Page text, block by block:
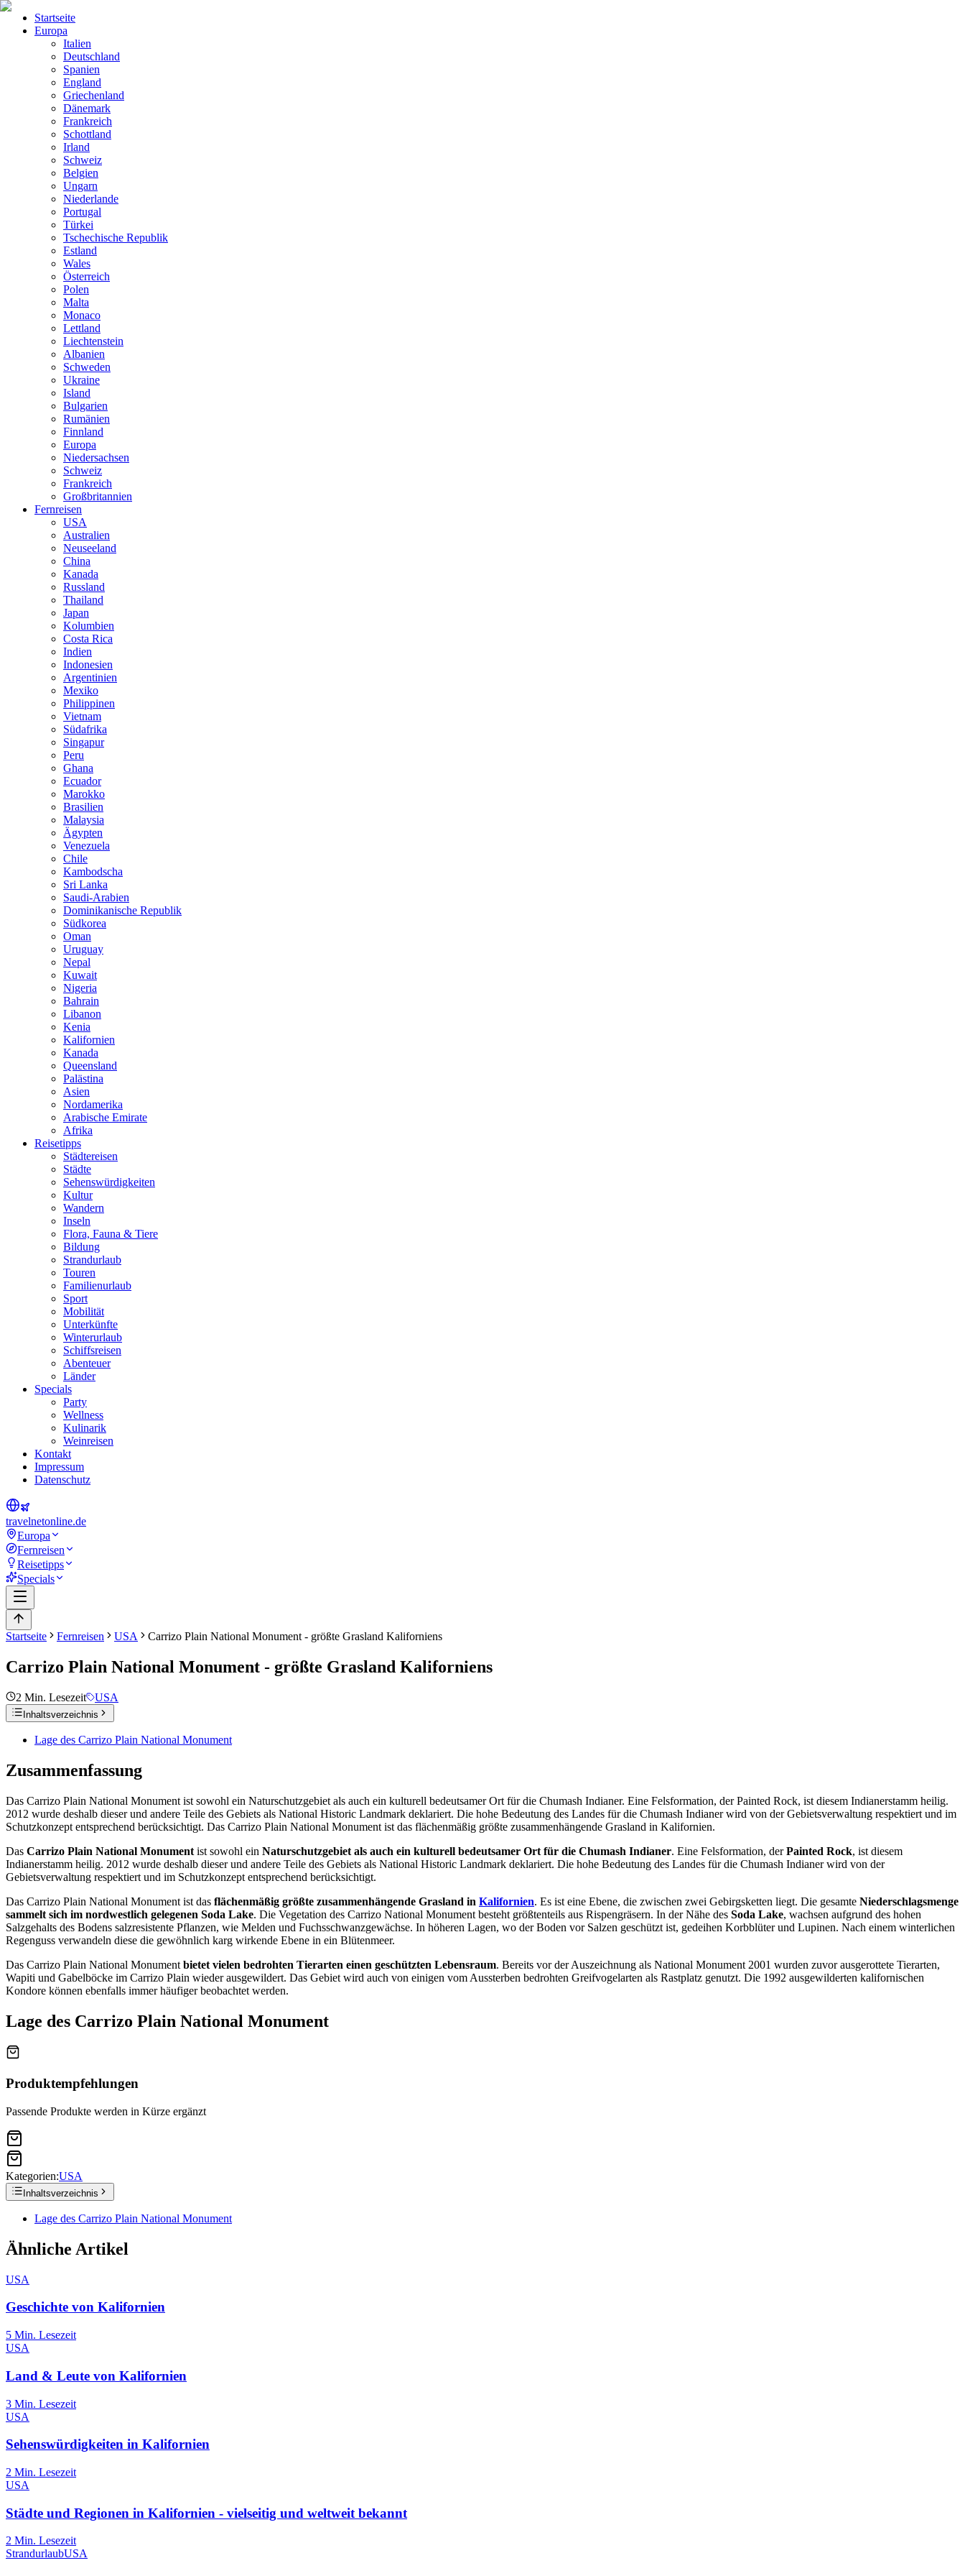
Startseite
Europa
Italien
Deutschland
Spanien
England
Griechenland
Dänemark
Frankreich
Schottland
Irland
Schweiz
Belgien
Ungarn
Niederlande
Portugal
Türkei
Tschechische Republik
Estland
Wales
Österreich
Polen
Malta
Monaco
Lettland
Liechtenstein
Albanien
Schweden
Ukraine
Island
Bulgarien
Rumänien
Finnland
Europa
Niedersachsen
Schweiz
Frankreich
Großbritannien
Fernreisen
USA
Australien
Neuseeland
China
Kanada
Russland
Thailand
Japan
Kolumbien
Costa Rica
Indien
Indonesien
Argentinien
Mexiko
Philippinen
Vietnam
Südafrika
Singapur
Peru
Ghana
Ecuador
Marokko
Brasilien
Malaysia
Ägypten
Venezuela
Chile
Kambodscha
Sri Lanka
Saudi-Arabien
Dominikanische Republik
Südkorea
Oman
Uruguay
Nepal
Kuwait
Nigeria
Bahrain
Libanon
Kenia
Kalifornien
Kanada
Queensland
Palästina
Asien
Nordamerika
Arabische Emirate
Afrika
Reisetipps
Städtereisen
Städte
Sehenswürdigkeiten
Kultur
Wandern
Inseln
Flora, Fauna & Tiere
Bildung
Strandurlaub
Touren
Familienurlaub
Sport
Mobilität
Unterkünfte
Winterurlaub
Schiffsreisen
Abenteuer
Länder
Specials
Party
Wellness
Kulinarik
Weinreisen
Kontakt
Impressum
Datenschutz
travelnetonline.de
Europa
Fernreisen
Reisetipps
Specials
Startseite Fernreisen USA Carrizo Plain National Monument - größte Grasland Kaliforniens
Carrizo Plain National Monument - größte Grasland Kaliforniens
2 Min. Lesezeit USA
Inhaltsverzeichnis
Lage des Carrizo Plain National Monument
Zusammenfassung
Das Carrizo Plain National Monument ist sowohl ein Naturschutzgebiet als auch ein kulturell bedeutsamer Ort für die Chumash Indianer. Eine Felsformation, der Painted Rock, ist diesem Indianerstamm heilig.
2012 wurde deshalb dieser und andere Teile des Gebiets als National Historic Landmark deklariert. Die hohe Bedeutung des Landes für die Chumash Indianer wird von der Gebietsverwaltung respektiert und im
Schutzkonzept entsprechend berücksichtigt. Das Carrizo Plain National Monument ist das flächenmäßig größte zusammenhängende Grasland in Kalifornien.
Das Carrizo Plain National Monument ist sowohl ein Naturschutzgebiet als auch ein kulturell bedeutsamer Ort für die Chumash Indianer. Eine Felsformation, derPainted Rock, ist diesem
Indianerstamm heilig. 2012 wurde deshalb dieser und andere Teile des Gebiets als National Historic Landmark deklariert. Die hohe Bedeutung des Landes für die Chumash Indianer wird von der
Gebietsverwaltung respektiert und im Schutzkonzept entsprechend berücksichtigt.
Das Carrizo Plain National Monument ist das flächenmäßig größte zusammenhängende Grasland in Kalifornien. Es ist eine Ebene, die zwischen zwei Gebirgsketten liegt. Die gesamte Niederschlagsmenge
sammelt sich im nordwestlich gelegenen Soda Lake. Die Vegetation des Carrizo National Monument besteht größtenteils aus Rispengräsern. In der Nähe des Soda Lake, wachsen aufgrund des hohen
Salzgehalts des Bodens salzresistente Pflanzen, wie Melden und Fuchsschwanzgewächse. In höheren Lagen, wo der Boden vor Salzen geschützt ist, gedeihen Korbblüter und Lupinen. Nach einem winterlichen
Regenguss verwandeln diese die gewöhnlich karg wirkende Ebene in ein Blütenmeer.
Das Carrizo Plain National Monument bietet vielen bedrohten Tierarten einen geschützten Lebensraum. Bereits vor der Auszeichnung als National Monument 2001 wurden zuvor ausgerottete Tierarten,
Wapiti und Gabelböcke im Carrizo Plain wieder ausgewildert. Das Gebiet wird auch von einigen vom Aussterben bedrohten Greifvogelarten als Rastplatz genutzt. Die 1992 ausgewilderten kalifornischen
Kondore können ebenfalls immer häufiger beobachtet werden.
Lage des Carrizo Plain National Monument
Produktempfehlungen
Passende Produkte werden in Kürze ergänzt
Kategorien:USA
Inhaltsverzeichnis
Lage des Carrizo Plain National Monument
Ähnliche Artikel
USA
Geschichte von Kalifornien
5 Min. Lesezeit
USA
Land & Leute von Kalifornien
3 Min. Lesezeit
USA
Sehenswürdigkeiten in Kalifornien
2 Min. Lesezeit
USA
Städte und Regionen in Kalifornien - vielseitig und weltweit bekannt
2 Min. Lesezeit
StrandurlaubUSA